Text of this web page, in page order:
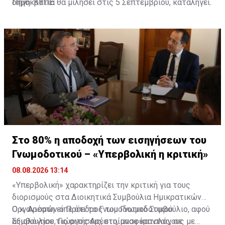
δημοκρατία θα μιλήσει στις 5 Σεπτεμβρίου, καταλήγει.
Πηγή: ΚΥΠΕ
Στο 80% η αποδοχή των εισηγήσεων του
Γνωμοδοτικού – «Υπερβολική η κριτική»
08.08.2026 13:14
«Υπερβολική» χαρακτηρίζει την κριτική για τους
διορισμούς στα Διοικητικά Συμβούλια Ημικρατικών
Οργανισμών ο Πρόεδρος του Γνωμοδοτικού
Συμβουλίου, Γιώργος Αρέστη, αναφέροντας, σε
Ο κ. Αρέστη είπε ότι το Γνωμοδοτικό Συμβούλιο, αφού
αξιολόγησε τις αιτήσεις, ετοίμασε καταλόγους με